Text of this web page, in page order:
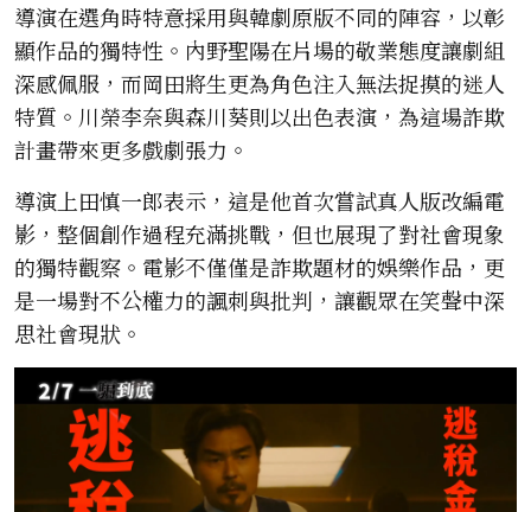
導演在選角時特意採用與韓劇原版不同的陣容，以彰
顯作品的獨特性。內野聖陽在片場的敬業態度讓劇組
深感佩服，而岡田將生更為角色注入無法捉摸的迷人
特質。川榮李奈與森川葵則以出色表演，為這場詐欺
計畫帶來更多戲劇張力。
導演上田慎一郎表示，這是他首次嘗試真人版改編電
影，整個創作過程充滿挑戰，但也展現了對社會現象
的獨特觀察。電影不僅僅是詐欺題材的娛樂作品，更
是一場對不公權力的諷刺與批判，讓觀眾在笑聲中深
思社會現狀。